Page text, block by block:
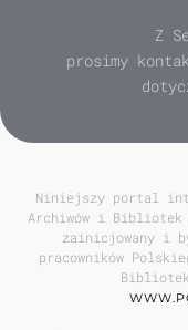
Z
prosimy
Niniejszy portal
Archiwów i Bibliotek
zainicjowany i
pracowników